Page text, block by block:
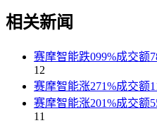
相关新闻
赛摩智能跌099%成交额
12
赛摩智能涨271%成交额
赛摩智能涨201%成交额
11